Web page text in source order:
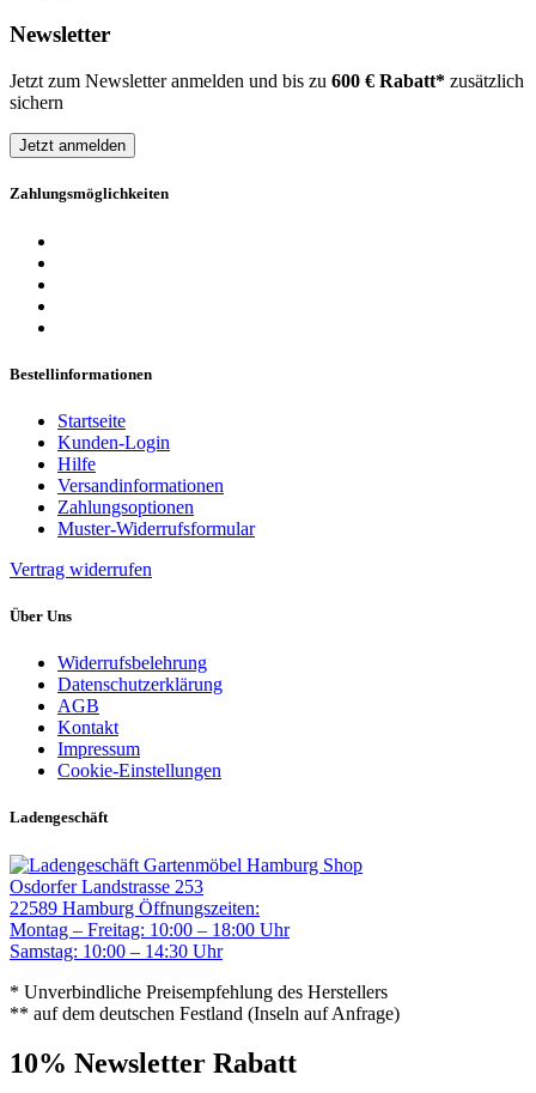
Newsletter
Jetzt zum Newsletter anmelden und bis zu 600 € Rabatt* zusätzlich
sichern
Jetzt anmelden
Zahlungsmöglichkeiten
Bestellinformationen
Startseite
Kunden-Login
Hilfe
Versandinformationen
Zahlungsoptionen
Muster-Widerrufsformular
Vertrag widerrufen
Über Uns
Widerrufsbelehrung
Datenschutzerklärung
AGB
Kontakt
Impressum
Cookie-Einstellungen
Ladengeschäft
Gartenmöbel Hamburg Shop
Osdorfer Landstrasse 253
22589 Hamburg Öffnungszeiten:
Montag – Freitag: 10:00 – 18:00 Uhr
Samstag: 10:00 – 14:30 Uhr
* Unverbindliche Preisempfehlung des Herstellers
** auf dem deutschen Festland (Inseln auf Anfrage)
10% Newsletter Rabatt